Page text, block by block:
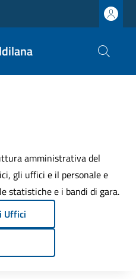
amministrativa del
gli uffici e il personale e
statistiche e i bandi di gara.
Uffici